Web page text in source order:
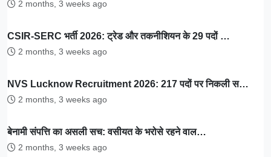
2 months, 3 weeks ago
CSIR-SERC भर्ती 2026: ट्रेड और तकनीशियन के 29 पदों …
2 months, 3 weeks ago
NVS Lucknow Recruitment 2026: 217 पदों पर निकली स…
2 months, 3 weeks ago
बेनामी संपत्ति का असली सच: वसीयत के भरोसे रहने वाल…
2 months, 3 weeks ago